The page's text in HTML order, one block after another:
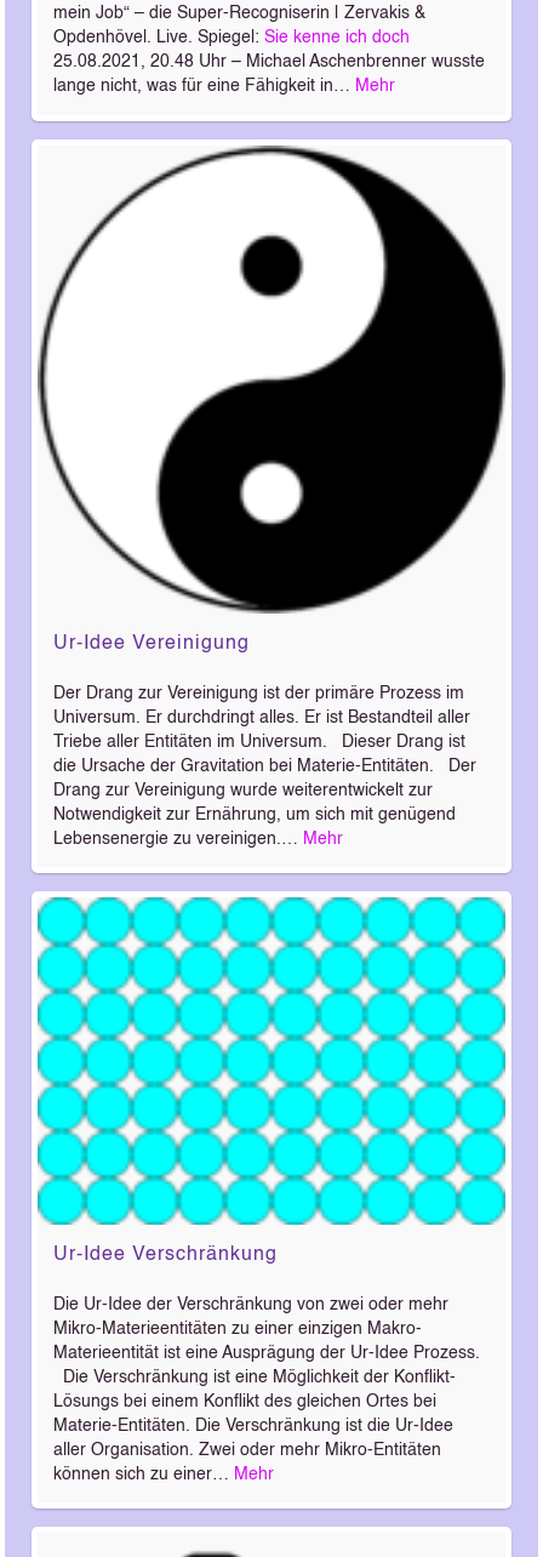
mein Job“ – die Super-Recogniserin | Zervakis &
Opdenhövel. Live. Spiegel:Sie kenne ich doch
25.08.2021, 20.48 Uhr – Michael Aschenbrenner wusste
lange nicht, was für eine Fähigkeit in… Mehr
Ur-Idee Vereinigung
Der Drang zur Vereinigung ist der primäre Prozess im
Universum. Er durchdringt alles. Er ist Bestandteil aller
Triebe aller Entitäten im Universum. Dieser Drang ist
die Ursache der Gravitation bei Materie-Entitäten. Der
Drang zur Vereinigung wurde weiterentwickelt zur
Notwendigkeit zur Ernährung, um sich mit genügend
Lebensenergie zu vereinigen.… Mehr
Ur-Idee Verschränkung
Die Ur-Idee der Verschränkung von zwei oder mehr
Mikro-Materieentitäten zu einer einzigen Makro-
Materieentität ist eine Ausprägung der Ur-Idee Prozess.
Die Verschränkung ist eine Möglichkeit der Konflikt-
Lösungs bei einem Konflikt des gleichen Ortes bei
Materie-Entitäten. Die Verschränkung ist die Ur-Idee
aller Organisation. Zwei oder mehr Mikro-Entitäten
können sich zu einer… Mehr